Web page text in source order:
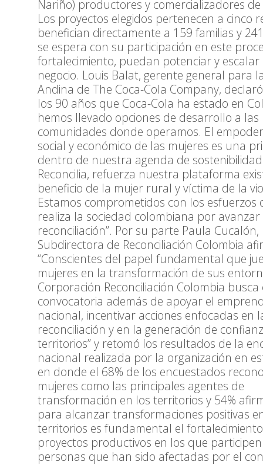
Nariño) productores y comercializadores
Los proyectos elegidos pertenecen a cinco
benefician directamente a 159 familias y
se espera con su participación en este
fortalecimiento, puedan potenciar y escalar
negocio. Louis Balat, gerente general para
Andina de The Coca-Cola Company,
los 90 años que Coca-Cola ha estado en
hemos llevado opciones de desarrollo a las
comunidades donde operamos. El
social y económico de las mujeres es una
dentro de nuestra agenda de
Reconcilia, refuerza nuestra plataforma
beneficio de la mujer rural y víctima de la
Estamos comprometidos con los esfuerzos
realiza la sociedad colombiana por
reconciliación”. Por su parte Paula Cucalón,
Subdirectora de Reconciliación Colombia
“Conscientes del papel fundamental que
mujeres en la transformación de sus
Corporación Reconciliación Colombia
convocatoria además de apoyar el
nacional, incentivar acciones enfocadas en
reconciliación y en la generación de
territorios” y retomó los resultados de la
nacional realizada por la organización en
en donde el 68% de los encuestados
mujeres como las principales agentes de
transformación en los territorios y 54%
para alcanzar transformaciones positivas
territorios es fundamental el
proyectos productivos en los que participen
personas que han sido afectadas por el